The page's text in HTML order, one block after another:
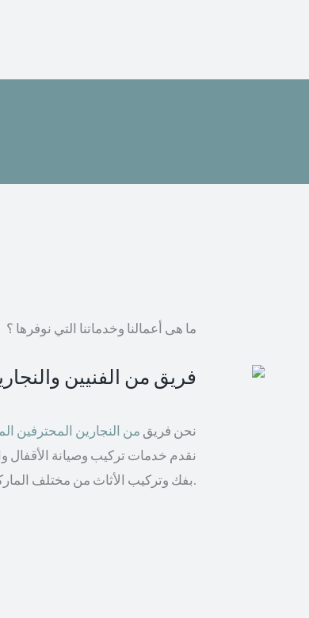
ما هى أعمالنا وخدماتنا التي نوفرها ؟
فريق من الفنيين
نحن فريق من النجارين المحترفين
نقدم خدمات تركيب وصيانة الأقفال